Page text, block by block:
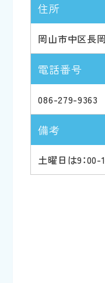
住所
岡山市中区長
電話番号
086-279-9363
備考
土曜日は9：00-